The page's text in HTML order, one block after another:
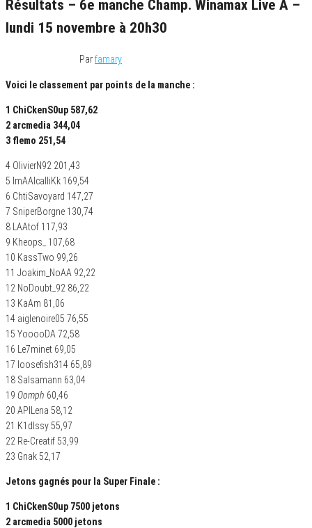
Résultats – 6e manche Champ. Winamax Live A –
lundi 15 novembre à 20h30
Parfamary
Voici le classement par points de la manche :
1 ChiCkenS0up 587,62
2 arcmedia 344,04
3 flemo 251,54
4 OlivierN92 201,43
5 ImAAlcalliKk 169,54
6 ChtiSavoyard 147,27
7 SniperBorgne 130,74
8 LAAtof 117,93
9 Kheops_ 107,68
10 KassTwo 99,26
11 Joakim_NoAA 92,22
12 NoDoubt_92 86,22
13 KaAm 81,06
14 aiglenoire05 76,55
15 YooooDA 72,58
16 Le7minet 69,05
17 loosefish314 65,89
18 Salsamann 63,04
19 Oomph 60,46
20 APILena 58,12
21 K1dIssy 55,97
22 Re-Creatif 53,99
23 Gnak 52,17
Jetons gagnés pour la Super Finale :
1 ChiCkenS0up 7500 jetons
2 arcmedia 5000 jetons